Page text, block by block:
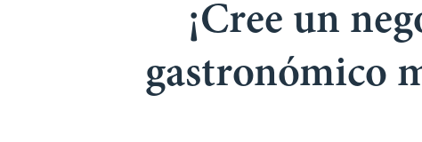
¡Cree un
gastronómico